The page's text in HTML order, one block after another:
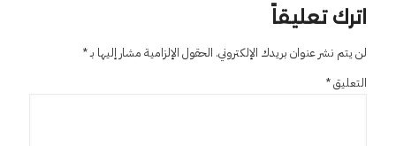
اترك تعليقاً
لن يتم نشر عنوان بريدك الإلكتروني. الحقول الإلزامية مشار إليها بـ*
التعليق*